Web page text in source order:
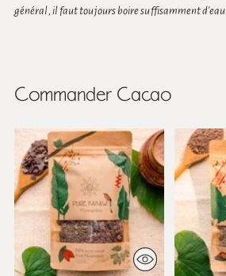
général, il faut toujours boire suffisamment d'eau.
Commander Cacao